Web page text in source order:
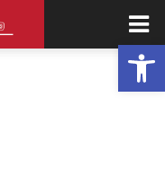
פתח סרגל נגישות